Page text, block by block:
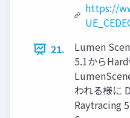
https://
21.
Lumen
5.1から
われる様に
Raytracing